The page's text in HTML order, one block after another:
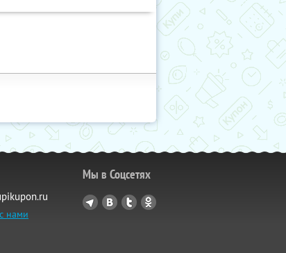
нами
Мы в Соцсетях